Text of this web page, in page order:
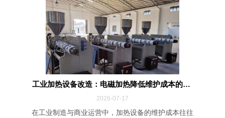
工业加热设备改造：电磁加热降低维护成本的四...
2026-07-17
在工业制造与商业运营中，加热设备的维护成本往往